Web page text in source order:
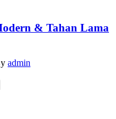
& Tahan Lama
admin